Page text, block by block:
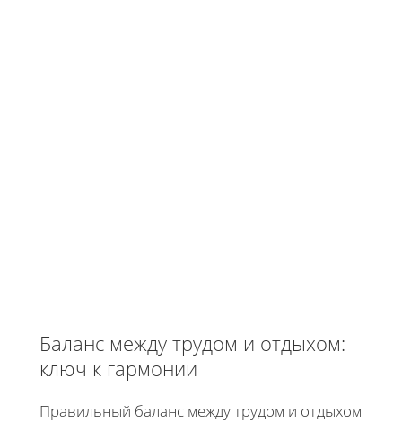
Баланс между трудом и отдыхом:
ключ к гармонии
Правильный баланс между трудом и отдыхом